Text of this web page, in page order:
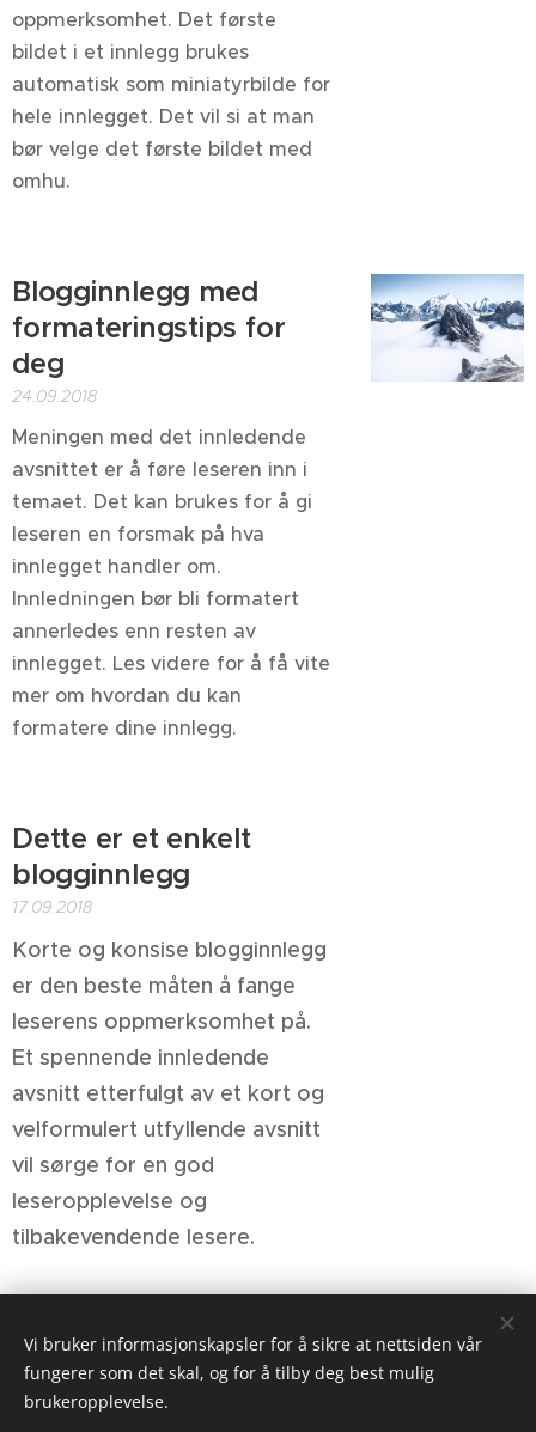
oppmerksomhet. Det første
bildet i et innlegg brukes
automatisk som miniatyrbilde for
hele innlegget. Det vil si at man
bør velge det første bildet med
omhu.
Blogginnlegg med
formateringstips for
deg
24.09.2018
Meningen med det innledende
avsnittet er å føre leseren inn i
temaet. Det kan brukes for å gi
leseren en forsmak på hva
innlegget handler om.
Innledningen bør bli formatert
annerledes enn resten av
innlegget. Les videre for å få vite
mer om hvordan du kan
formatere dine innlegg.
Dette er et enkelt
blogginnlegg
17.09.2018
Korte og konsise blogginnlegg
er den beste måten å fange
leserens oppmerksomhet på.
Et spennende innledende
avsnitt etterfulgt av et kort og
velformulert utfyllende avsnitt
vil sørge for en god
leseropplevelse og
tilbakevendende lesere.
Vi bruker informasjonskapsler for å sikre at nettsiden vår
fungerer som det skal, og for å tilby deg best mulig
brukeropplevelse.